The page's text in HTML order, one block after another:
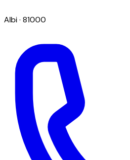
Albi· 81000